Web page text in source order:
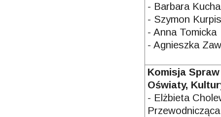
- Barbara
- Szymon
- Anna Tomicka
- Agnieszka
Komisja
Oświaty,
- Elżbieta
Przewodnicząca